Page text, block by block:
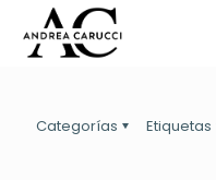
Categorías Etiquetas